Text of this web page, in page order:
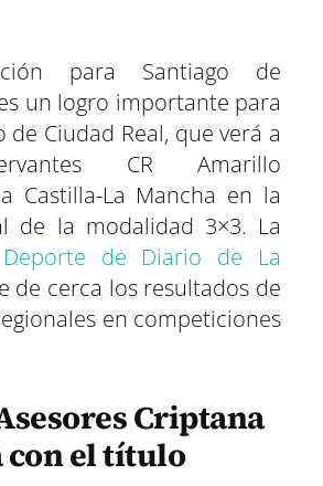
para Santiago de
un logro importante para
de Ciudad Real, que verá a
CR Amarillo
Castilla-La Mancha en la
de la modalidad 3×3. La
de Diario de La
de cerca los resultados de
en competiciones
Criptana
con el título